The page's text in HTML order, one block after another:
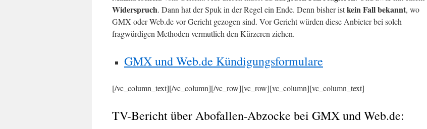
Widerspruch. Dann hat der Spuk in der Regel ein Ende. Denn bisher istkein Fall bekannt, wo
GMX oder Web.de vor Gericht gezogen sind. Vor Gericht würden diese Anbieter bei solch
fragwürdigen Methoden vermutlich den Kürzeren ziehen.
GMX und Web.de Kündigungsformulare
[/vc_column_text][/vc_column][/vc_row][vc_row][vc_column][vc_column_text]
TV-Bericht über Abofallen-Abzocke bei GMX und Web.de: